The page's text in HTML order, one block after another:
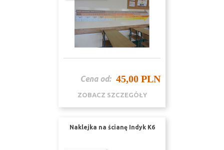
Cena od: 45,00 PLN
ZOBACZ SZCZEGÓŁY
Naklejka na ścianę Indyk K6